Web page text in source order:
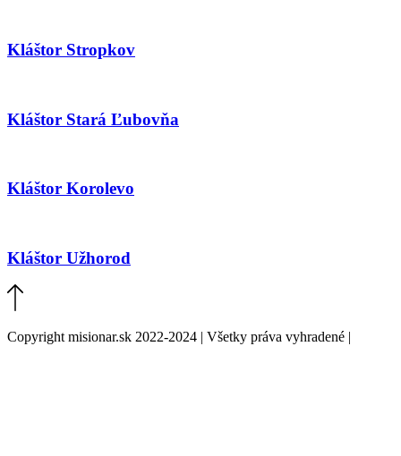
Kláštor Stropkov
Kláštor Stará Ľubovňa
Kláštor Korolevo
Kláštor Užhorod
Copyright misionar.sk 2022-2024 | Všetky práva vyhradené |